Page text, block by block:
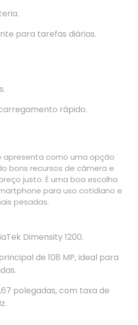
para tarefas diárias.
rápido.
apresenta como uma opção
bons recursos de câmera e
justo. É uma boa escolha
para uso cotidiano e
pesadas.
Dimensity 1200.
de 108 MP, ideal para
polegadas, com taxa de